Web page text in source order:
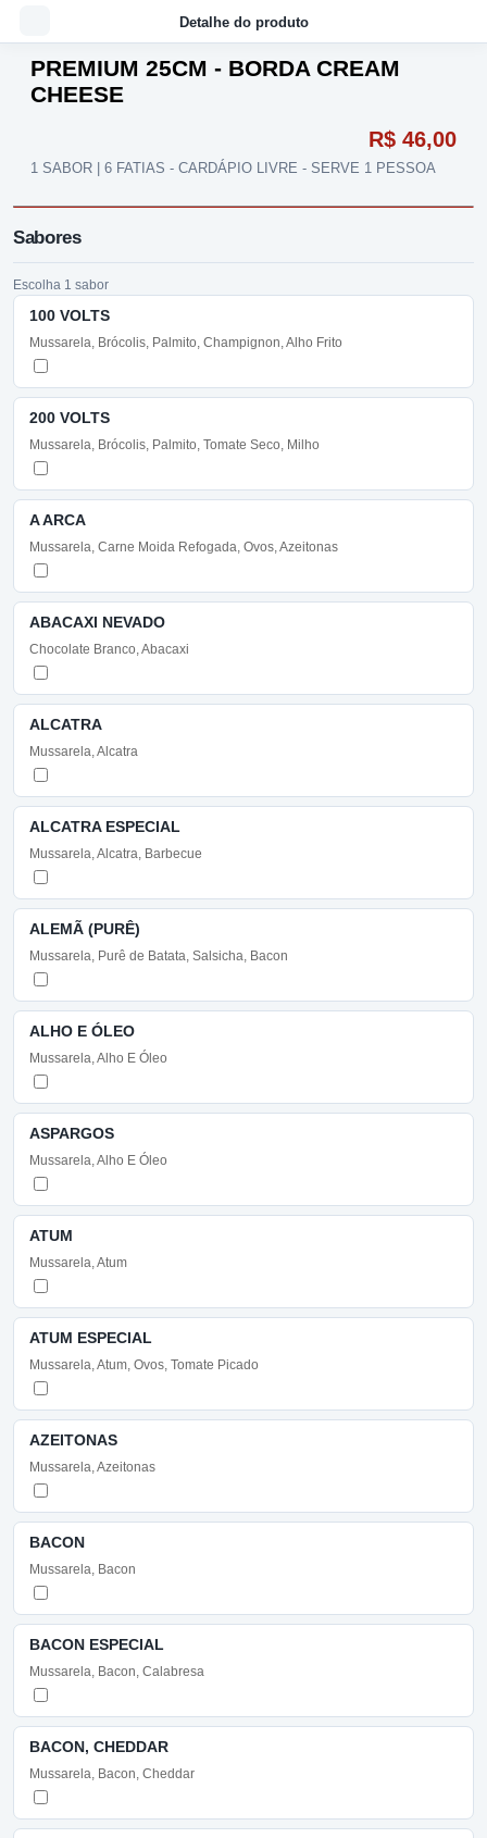
Detalhe do produto
PREMIUM 25CM - BORDA CREAM
CHEESE
1 SABOR | 6 FATIAS - CARDÁPIO LIVRE - SERVE 1 PESSOA
R$ 46,00
Sabores
Escolha 1 sabor
100 VOLTS
Mussarela, Brócolis, Palmito, Champignon, Alho Frito
200 VOLTS
Mussarela, Brócolis, Palmito, Tomate Seco, Milho
A ARCA
Mussarela, Carne Moida Refogada, Ovos, Azeitonas
ABACAXI NEVADO
Chocolate Branco, Abacaxi
ALCATRA
Mussarela, Alcatra
ALCATRA ESPECIAL
Mussarela, Alcatra, Barbecue
ALEMÃ (PURÊ)
Mussarela, Purê de Batata, Salsicha, Bacon
ALHO E ÓLEO
Mussarela, Alho E Óleo
ASPARGOS
Mussarela, Alho E Óleo
ATUM
Mussarela, Atum
ATUM ESPECIAL
Mussarela, Atum, Ovos, Tomate Picado
AZEITONAS
Mussarela, Azeitonas
BACON
Mussarela, Bacon
BACON ESPECIAL
Mussarela, Bacon, Calabresa
BACON, CHEDDAR
Mussarela, Bacon, Cheddar